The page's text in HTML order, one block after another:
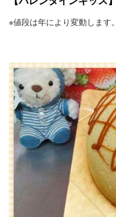
※値段は年により変動します。